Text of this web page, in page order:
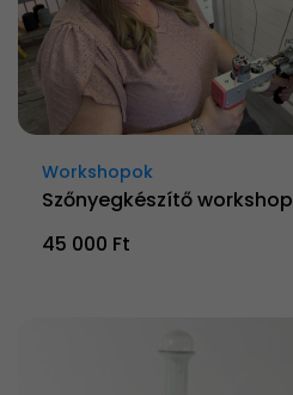
Workshopok
Szőnyegkészítő workshop
45 000 Ft